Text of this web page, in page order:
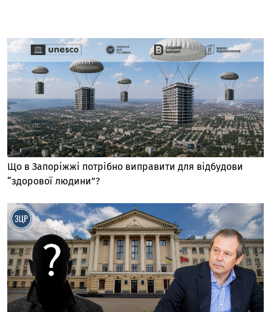
Що в Запоріжжі потрібно виправити для відбудови
“здорової людини”?